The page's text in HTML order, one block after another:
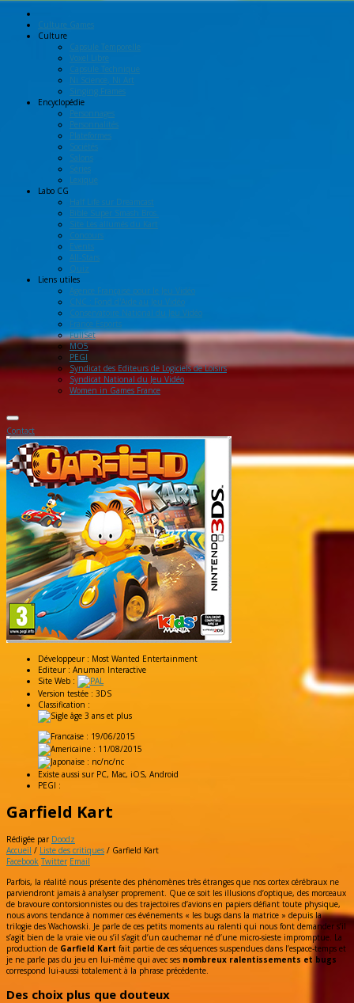
Culture Games
Culture
Capsule Temporelle
Voxel Libre
Capsule Technique
Ni Science, Ni Art
Singing Frames
Encyclopédie
Personnages
Personnalités
Plateformes
Sociétés
Salons
Séries
Lexique
Labo CG
Half Life sur Dreamcast
Bible Super Smash Bros.
Site Les allumés du Kart
Concours
Events
All-Stars
Quiz
Liens utiles
Agence Française pour le Jeu Vidéo
CNC : Fond d'Aide au Jeu Vidéo
Conservatoire National du Jeu Vidéo
France Esports
FullSet
MO5
PEGI
Syndicat des Editeurs de Logiciels de Loisirs
Syndicat National du Jeu Vidéo
Women in Games France
Contact
Développeur : Most Wanted Entertainment
Editeur : Anuman Interactive
Site Web :
Version testée : 3DS
Classification :
: 19/06/2015
: 11/08/2015
: nc/nc/nc
Existe aussi sur PC, Mac, iOS, Android
PEGI :
Garfield Kart
Rédigée par Doodz
Accueil / Liste des critiques / Garfield Kart
Facebook Twitter Email
Parfois, la réalité nous présente des phénomènes très étranges que nos cortex cérébraux ne
parviendront jamais à analyser proprement. Que ce soit les illusions d’optique, des morceaux
de bravoure contorsionnistes ou des trajectoires d’avions en papiers défiant toute physique,
nous avons tendance à nommer ces événements « les bugs dans la matrice » depuis la
trilogie des Wachowski. Je parle de ces petits moments au ralenti qui nous font demander s’il
s’agit bien de la vraie vie ou s’il s’agit d’un cauchemar né d’une micro-sieste impromptue. La
production de Garfield Kart fait partie de ces séquences suspendues dans l’espace-temps et
je ne parle pas du jeu en lui-même qui avec ses nombreux ralentissements et bugs
correspond lui-aussi totalement à la phrase précédente.
Des choix plus que douteux